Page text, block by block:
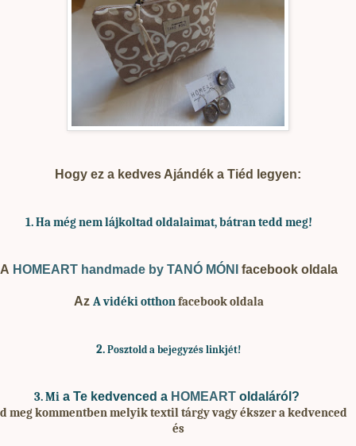
Hogy ez a kedves Ajándék a Tiéd legyen:
1. Hamég nem lájkoltad oldalaimat, bátran tedd meg!
A HOMEART handmade by TANÓ MÓNI facebook oldala
Az A vidéki otthonfacebook oldala
2. Posztold a bejegyzés linkjét!
3. Mi a Te kedvenced a HOMEART oldaláról?
meg kommentben melyik textil tárgy vagy ékszer a kedvenced
és